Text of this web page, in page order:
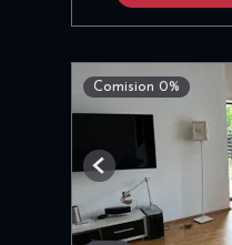
Comision 0%
Previous